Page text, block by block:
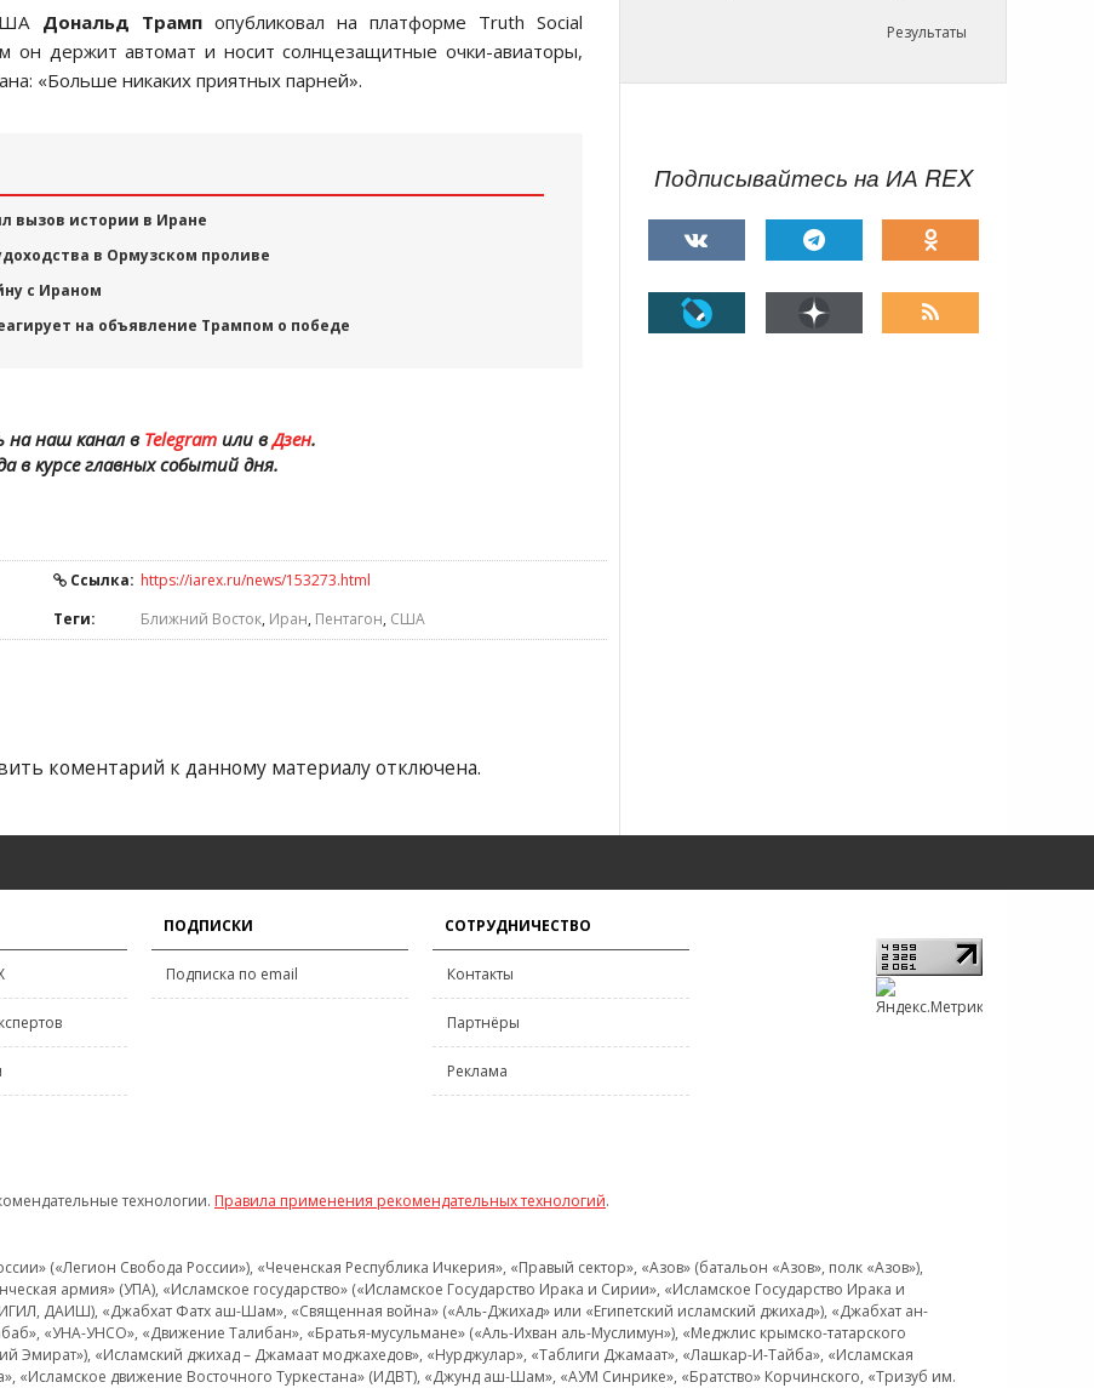
Дональд Трампопубликовал на платформе Truth Social
он держит автомат и носит солнцезащитные очки-авиаторы,
«Больше никаких приятных парней».
вызов истории в Иране
в Ормузском проливе
с Ираном
на объявление Трампом о победе
на наш канал вTelegramили вДзен.
в курсе главных событий дня.
Ссылка: https://iarex.ru/news/153273.html
Теги: Ближний Восток, Иран, Пентагон, США
коментарий к данному материалу отключена.
Результаты
Подписывайтесь на ИА REX
ПОДПИСКИ
Подписка по email
СОТРУДНИЧЕСТВО
Контакты
Партнёры
Реклама
технологии. Правила применения рекомендательных технологий.
(«Легион Свобода России»), «Чеченская Республика Ичкерия», «Правый сектор», «Азов» (батальон «Азов», полк «Азов»),
армия» (УПА), «Исламское государство» («Исламское Государство Ирака и Сирии», «Исламское Государство Ирака и
ДАИШ), «Джабхат Фатх аш-Шам», «Священная война» («Аль-Джихад» или «Египетский исламский джихад»), «Джабхат ан-
«УНА-УНСО», «Движение Талибан», «Братья-мусульмане» («Аль-Ихван аль-Муслимун»), «Меджлис крымско-татарского
Эмират»), «Исламский джихад – Джамаат моджахедов», «Нурджулар», «Таблиги Джамаат», «Лашкар-И-Тайба», «Исламская
«Исламское движение Восточного Туркестана» (ИДВТ), «Джунд аш-Шам», «АУМ Синрике», «Братство» Корчинского, «Тризуб им.